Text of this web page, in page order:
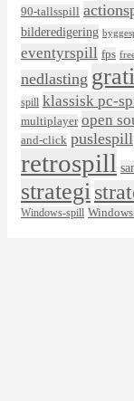
90-tallsspill
bilderedigering
eventyrspill fps
nedlasting
spill klassisk pc-
multiplayer open
and-click puslespill
retrospill
strategi
Windows-spill